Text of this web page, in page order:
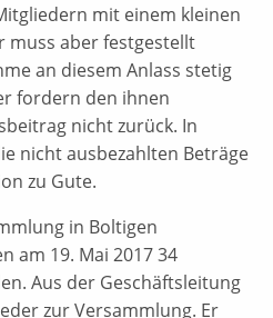
mit einem kleinen
muss aber festgestellt
an diesem Anlass stetig
fordern den ihnen
nicht zurück. In
nicht ausbezahlten Beträge
zu Gute.
in Boltigen
am 19. Mai 2017 34
Aus der Geschäftsleitung
zur Versammlung. Er